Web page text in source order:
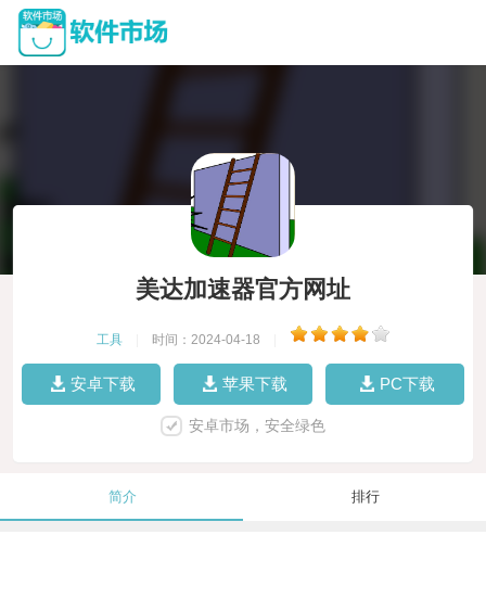
美达加速器官方网址
工具 时间：2024-04-18
安卓下载 苹果下载 PC下载
安卓市场，安全绿色
简介 排行